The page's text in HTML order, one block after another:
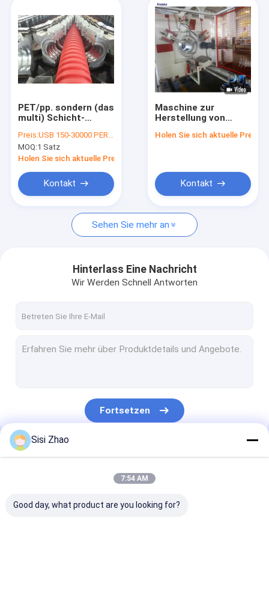
Produkte
Videos
Über uns
Kontakt mit uns
Neuigkeiten
Bitte um ein Angebot
doppel-wandige gewölbte Rohrverdrängungslinie
Einwandige Wellrohr Extrusionslinie
PVC Rohrextrusionslinie
Wickelfalzrohrverdrängungslinie
Kabel-Schutz-Rohr-Verdrängungs-Linie
PET/pp. sondern (das
multi) Schicht-
das Maschine
Verdrängung Dieф50-
200mm, zu zeichnen
Preis:USB 150-30000 PER SET
MOQ:1 Satz
Holen Sie sich aktuelle Preis
Kontakt
Maschine zur
Herstellung von
mit PLC-Steuerung
Holen Sie sich aktuelle Preis
Kontakt
Sehen Sie mehr an
Hinterlass Eine Nachricht
Wir Werden Schnell Antworten
Fortsetzen
Unsere Kategorien
Sisi Zhao
7:54 AM
Good day, what product are you looking for?